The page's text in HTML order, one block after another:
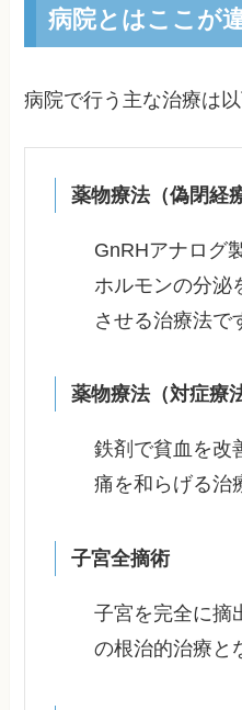
病院とはここが
病院で行う主な治療は以
薬物療法（偽閉経
GnRHアナログ
ホルモンの分泌
させる治療法で
薬物療法（対症療
鉄剤で貧血を改
痛を和らげる治
子宮全摘術
子宮を完全に摘
の根治的治療と